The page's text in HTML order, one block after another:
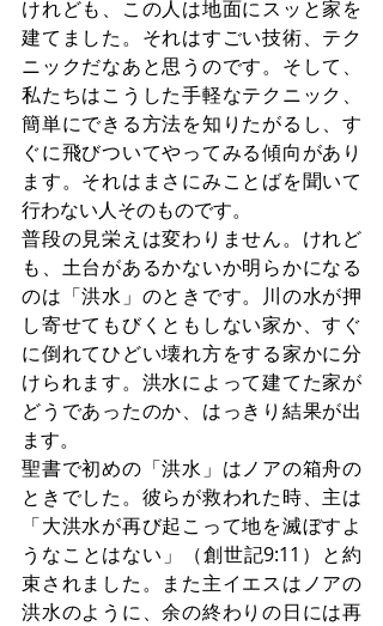
けれども、この人は地面にスッと家を
建てました。それはすごい技術、テク
ニックだなあと思うのです。そして、
私たちはこうした手軽なテクニック、
簡単にできる方法を知りたがるし、す
ぐに飛びついてやってみる傾向があり
ます。それはまさにみことばを聞いて
行わない人そのものです。
普段の見栄えは変わりません。けれど
も、土台があるかないか明らかになる
のは「洪水」のときです。川の水が押
し寄せてもびくともしない家か、すぐ
に倒れてひどい壊れ方をする家かに分
けられます。洪水によって建てた家が
どうであったのか、はっきり結果が出
ます。
聖書で初めの「洪水」はノアの箱舟の
ときでした。彼らが救われた時、主は
「大洪水が再び起こって地を滅ぼすよ
うなことはない」（創世記9:11）と約
束されました。また主イエスはノアの
洪水のように、余の終わりの日には再